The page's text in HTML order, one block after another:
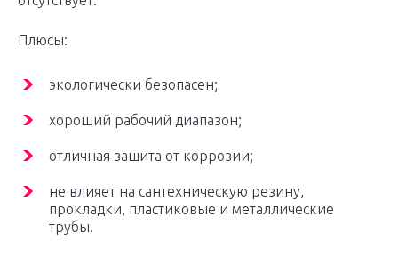
Плюсы:
экологически безопасен;
хороший рабочий диапазон;
отличная защита от коррозии;
не влияет на сантехническую резину,
прокладки, пластиковые и металлические
трубы.